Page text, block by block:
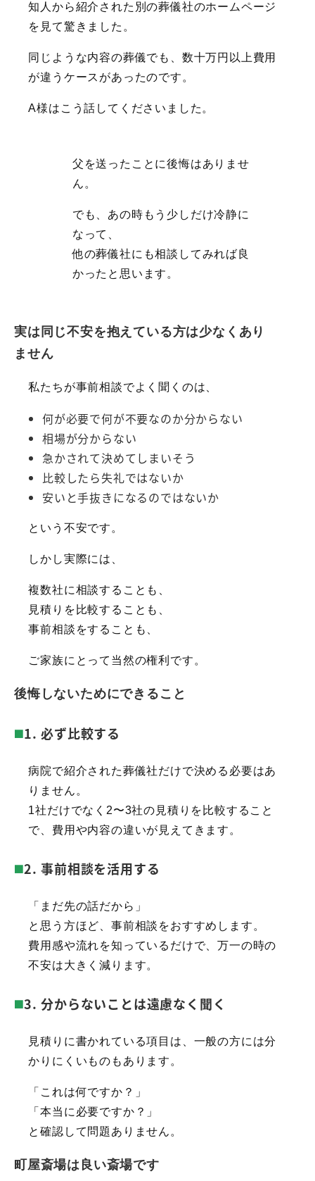
知人から紹介された別の葬儀社のホームページ
を見て驚きました。
同じような内容の葬儀でも、数十万円以上費用
が違うケースがあったのです。
A様はこう話してくださいました。
父を送ったことに後悔はありませ
ん。
でも、あの時もう少しだけ冷静に
なって、
他の葬儀社にも相談してみれば良
かったと思います。
実は同じ不安を抱えている方は少なくあり
ません
私たちが事前相談でよく聞くのは、
何が必要で何が不要なのか分からない
相場が分からない
急かされて決めてしまいそう
比較したら失礼ではないか
安いと手抜きになるのではないか
という不安です。
しかし実際には、
複数社に相談することも、
見積りを比較することも、
事前相談をすることも、
ご家族にとって当然の権利です。
後悔しないためにできること
1. 必ず比較する
病院で紹介された葬儀社だけで決める必要はあ
りません。
1社だけでなく2〜3社の見積りを比較すること
で、費用や内容の違いが見えてきます。
2. 事前相談を活用する
「まだ先の話だから」
と思う方ほど、事前相談をおすすめします。
費用感や流れを知っているだけで、万一の時の
不安は大きく減ります。
3. 分からないことは遠慮なく聞く
見積りに書かれている項目は、一般の方には分
かりにくいものもあります。
「これは何ですか？」
「本当に必要ですか？」
と確認して問題ありません。
町屋斎場は良い斎場です